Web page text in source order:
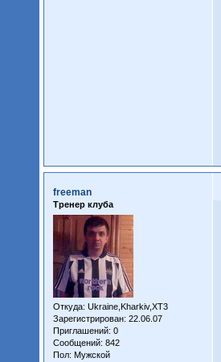
freeman
Тренер клуба
Откуда: Ukraine,Kharkiv,XT3
Зарегистрирован: 22.06.07
Приглашений: 0
Сообщений: 842
Пол: Мужской